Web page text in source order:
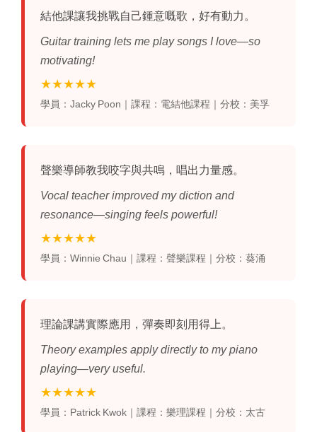
結他課讓我挑戰自己鍾意嘅歌，好有動力。
Guitar training lets me play songs I love—so
motivating!
★★★★★
學員：Jacky Poon｜課程：電結他課程｜分校：美孚
聲樂導師教我咬字與共鳴，唱出力量感。
Vocal teacher improved my diction and
resonance—singing feels powerful!
★★★★★
學員：Winnie Chau｜課程：聲樂課程｜分校：葵涌
理論課講實際應用，彈奏即刻用得上。
Theory examples apply directly to my piano
playing—very useful.
★★★★★
學員：Patrick Kwok｜課程：樂理課程｜分校：太古